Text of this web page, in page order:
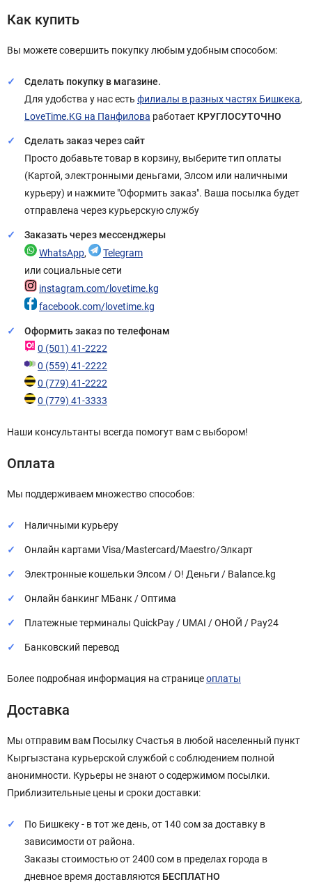
Как купить
Вы можете совершить покупку любым удобным способом:
Сделать покупку в магазине.
Для удобства у нас есть филиалы в разных частях Бишкека,
LoveTime.KG на Панфилова работает КРУГЛОСУТОЧНО
Сделать заказ через сайт
Просто добавьте товар в корзину, выберите тип оплаты
(Картой, электронными деньгами, Элсом или наличными
курьеру) и нажмите "Оформить заказ". Ваша посылка будет
отправлена через курьерскую службу
Заказать через мессенджеры
WhatsApp,
Telegram
или социальные сети
instagram.com/lovetime.kg
facebook.com/lovetime.kg
Оформить заказ по телефонам
0 (501) 41-2222
0 (559) 41-2222
0 (779) 41-2222
0 (779) 41-3333
Наши консультанты всегда помогут вам с выбором!
Оплата
Мы поддерживаем множество способов:
Наличными курьеру
Онлайн картами Visa/Mastercard/Maestro/Элкарт
Электронные кошельки Элсом / О! Деньги / Balance.kg
Онлайн банкинг МБанк / Оптима
Платежные терминалы QuickPay / UMAI / ОНОЙ / Pay24
Банковский перевод
Более подробная информация на страницеоплаты
Доставка
Мы отправим вам Посылку Счастья в любой населенный пункт
Кыргызстана курьерской службой с соблюдением полной
анонимности. Курьеры не знают о содержимом посылки.
Приблизительные цены и сроки доставки:
По Бишкеку - в тот же день, от 140 сом за доставку в
зависимости от района.
Заказы стоимостью от 2400 сом в пределах города в
дневное время доставляются БЕСПЛАТНО